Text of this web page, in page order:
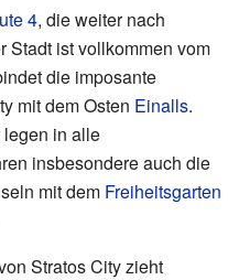
4, die weiter nach
Stadt ist vollkommen vom
die imposante
mit dem Osten Einalls.
in alle
insbesondere auch die
mit dem Freiheitsgarten
Stratos City zieht